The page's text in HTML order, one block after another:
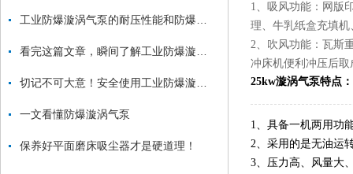
一文看懂防爆漩涡气泵
保养好平面磨床吸尘器才是硬道理！
1、吸风功能：网版
理、牛乳纸盒充填
2、吹风功能：瓦斯
冲床机便利冲压后
25kw漩涡气泵特点：
1、具备一机两用功
2、采用的是无油运
3、压力高、风量大